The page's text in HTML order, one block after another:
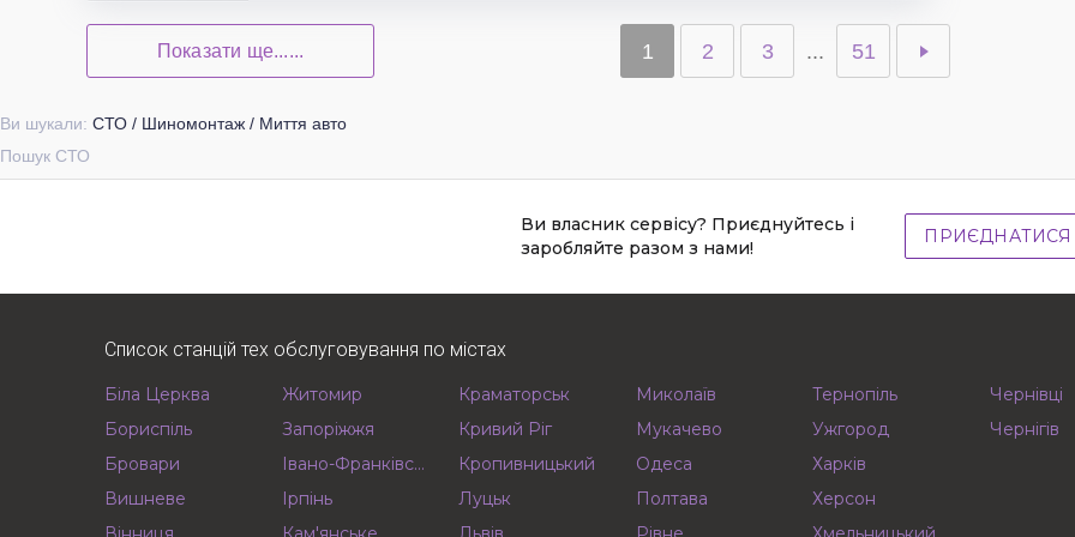
Показати ще...... 1 2 3 ... 51
Ви шукали: СТО / Шиномонтаж / Миття авто
Пошук СТО
Ви власник сервісу? Приєднуйтесь і
заробляйте разом з нами!
ПРИЄДНАТИСЯ
Список станцій тех обслуговування по містах
Біла Церква
Бориспіль
Бровари
Вишневе
Житомир
Запоріжжя
Івано-Франківськ
Ірпінь
Краматорськ
Кривий Ріг
Кропивницький
Луцьк
Миколаїв
Мукачево
Одеса
Полтава
Тернопіль
Ужгород
Харків
Херсон
Чернівці
Чернігів